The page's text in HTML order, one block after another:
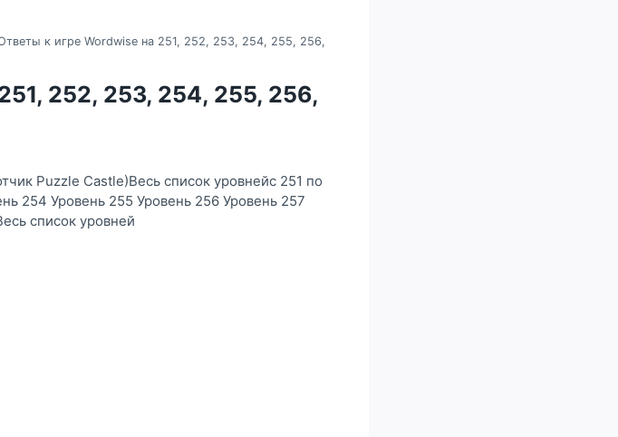
к игре Wordwise на 251, 252, 253, 254, 255, 256,
252, 253, 254, 255, 256,
Puzzle Castle)Весь список уровнейс 251 по
254 Уровень 255 Уровень 256 Уровень 257
список уровней